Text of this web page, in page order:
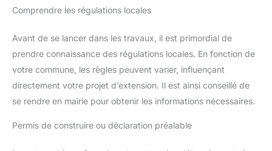
Comprendre les régulations locales
Avant de se lancer dans les travaux, il est primordial de
prendre connaissance des régulations locales. En fonction de
votre commune, les règles peuvent varier, influençant
directement votre projet d’extension. Il est ainsi conseillé de
se rendre en mairie pour obtenir les informations nécessaires.
Permis de construire ou déclaration préalable